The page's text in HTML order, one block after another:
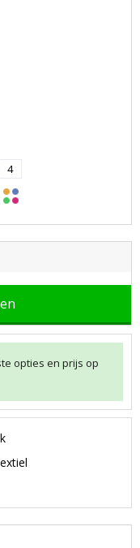
4
opties en prijs op